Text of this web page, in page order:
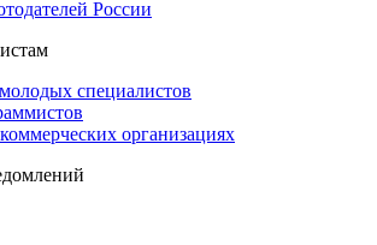
России
специалистов
организациях